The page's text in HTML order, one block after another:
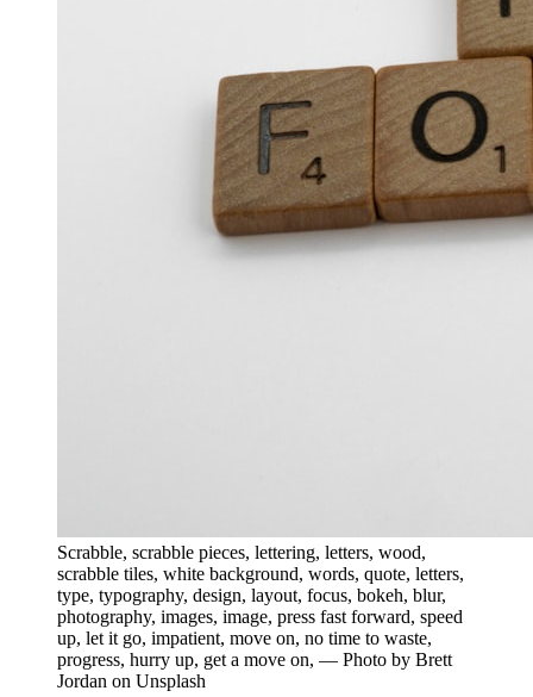
Scrabble, scrabble pieces, lettering, letters, wood,
scrabble tiles, white background, words, quote, letters,
type, typography, design, layout, focus, bokeh, blur,
photography, images, image, press fast forward, speed
up, let it go, impatient, move on, no time to waste,
progress, hurry up, get a move on, — Photo by Brett
Jordan on Unsplash